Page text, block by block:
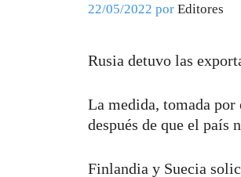
22/05/2022 por Editores
Rusia detuvo las
La medida, tomada por
después de que el país
Finlandia y Suecia